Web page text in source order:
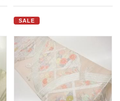
SALE